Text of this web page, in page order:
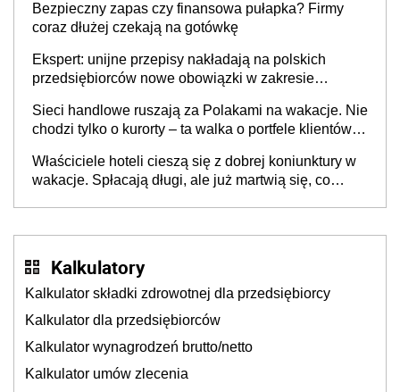
Bezpieczny zapas czy finansowa pułapka? Firmy
coraz dłużej czekają na gotówkę
Ekspert: unijne przepisy nakładają na polskich
przedsiębiorców nowe obowiązki w zakresie
Sieci handlowe ruszają za Polakami na wakacje. Nie
chodzi tylko o kurorty – ta walka o portfele klientów
cichu
Właściciele hoteli cieszą się z dobrej koniunktury w
wakacje. Spłacają długi, ale już martwią się, co
Kalkulatory
Kalkulator składki zdrowotnej dla przedsiębiorcy
Kalkulator dla przedsiębiorców
Kalkulator wynagrodzeń brutto/netto
Kalkulator umów zlecenia